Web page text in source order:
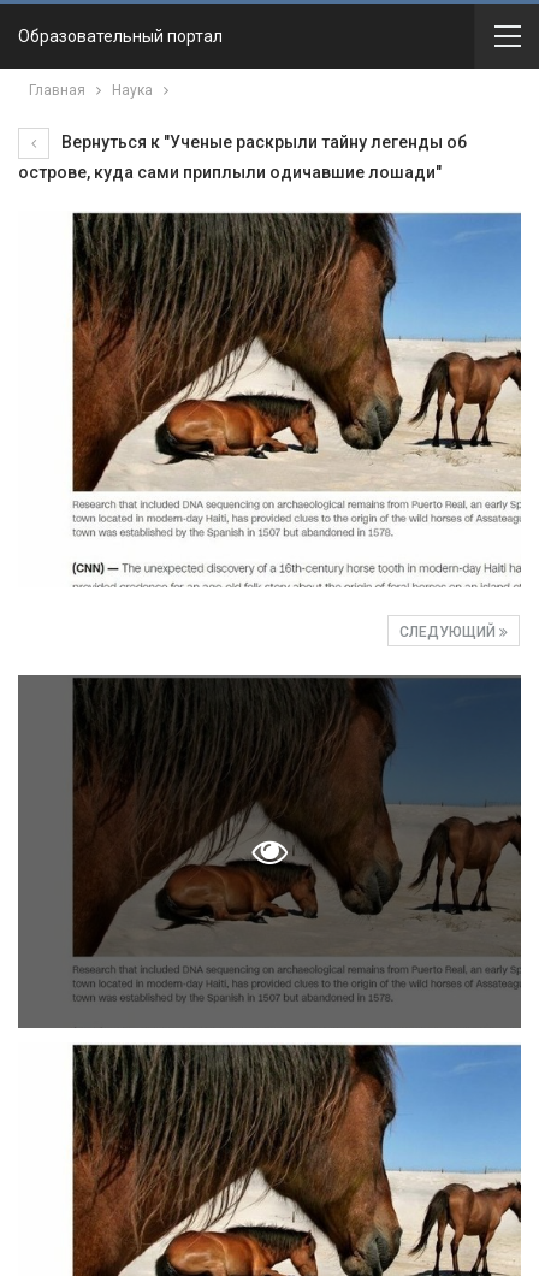
Образовательный портал
Главная Наука
Вернуться к "Ученые раскрыли тайну легенды об
острове, куда сами приплыли одичавшие лошади"
СЛЕДУЮЩИЙ